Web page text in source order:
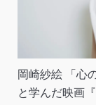
岡崎紗絵 「心
と学んだ映画